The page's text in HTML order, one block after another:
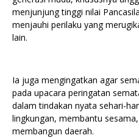
menjunjung tinggi nilai
menjauhi perilaku yang
lain.
Ia juga mengingatkan agar
pada upacara peringatan
dalam tindakan nyata sehari-
lingkungan, membantu
membangun daerah.